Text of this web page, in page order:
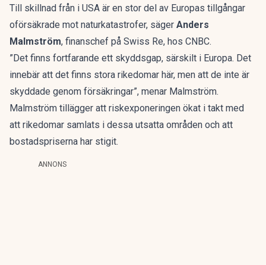
Till skillnad från i USA är en stor del av Europas tillgångar
oförsäkrade mot naturkatastrofer, säger Anders
Malmström, finanschef på Swiss Re, hos CNBC.
”Det finns fortfarande ett skyddsgap, särskilt i Europa. Det
innebär att det finns stora rikedomar här, men att de inte är
skyddade genom försäkringar”, menar Malmström.
Malmström tillägger att riskexponeringen ökat i takt med
att rikedomar samlats i dessa utsatta områden och att
bostadspriserna har stigit.
ANNONS